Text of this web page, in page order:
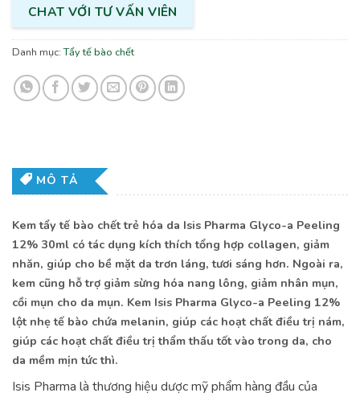
CHAT VỚI TƯ VẤN VIÊN
Danh mục:Tẩy tế bào chết
MÔ TẢ
Kem tẩy tế bào chết trẻ hóa da Isis Pharma Glyco-a Peeling
12% 30ml có tác dụng kích thích tổng hợp collagen, giảm
nhăn, giúp cho bề mặt da trơn láng, tươi sáng hơn. Ngoài ra,
kem cũng hỗ trợ giảm sừng hóa nang lông, giảm nhân mụn,
cồi mụn cho da mụn. Kem Isis Pharma Glyco-a Peeling 12%
lột nhẹ tế bào chứa melanin, giúp các hoạt chất điều trị nám,
giúp các hoạt chất điều trị thẩm thấu tốt vào trong da, cho
da mềm mịn tức thì.
Isis Pharma là thương hiệu dược mỹ phẩm hàng đầu của